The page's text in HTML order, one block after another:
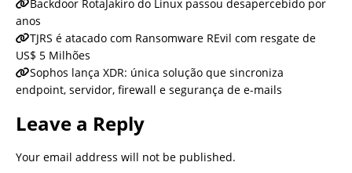
Backdoor RotaJakiro do Linux passou desapercebido por
anos
TJRS é atacado com Ransomware REvil com resgate de
US$ 5 Milhões
Sophos lança XDR: única solução que sincroniza
endpoint, servidor, firewall e segurança de e-mails
Leave a Reply
Your email address will not be published.